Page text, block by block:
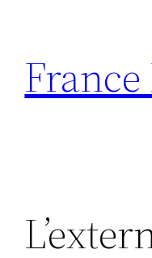
contenu